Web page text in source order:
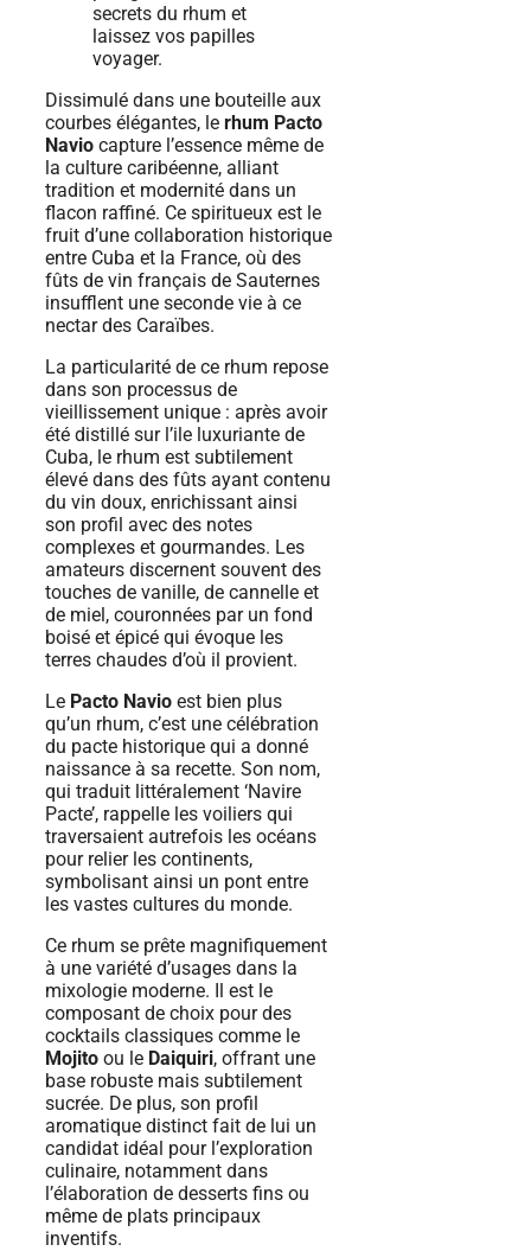
Dissimulé dans une bouteille aux
courbes élégantes, le rhum Pacto
Navio capture l’essence même de
la culture caribéenne, alliant
tradition et modernité dans un
flacon raffiné. Ce spiritueux est le
fruit d’une collaboration historique
entre Cuba et la France, où des
fûts de vin français de Sauternes
insufflent une seconde vie à ce
nectar des Caraïbes.
La particularité de ce rhum repose
dans son processus de
vieillissement unique : après avoir
été distillé sur l’ile luxuriante de
Cuba, le rhum est subtilement
élevé dans des fûts ayant contenu
du vin doux, enrichissant ainsi
son profil avec des notes
complexes et gourmandes. Les
amateurs discernent souvent des
touches de vanille, de cannelle et
de miel, couronnées par un fond
boisé et épicé qui évoque les
terres chaudes d’où il provient.
Le Pacto Navio est bien plus
qu’un rhum, c’est une célébration
du pacte historique qui a donné
naissance à sa recette. Son nom,
qui traduit littéralement ‘Navire
Pacte’, rappelle les voiliers qui
traversaient autrefois les océans
pour relier les continents,
symbolisant ainsi un pont entre
les vastes cultures du monde.
Ce rhum se prête magnifiquement
à une variété d’usages dans la
mixologie moderne. Il est le
composant de choix pour des
cocktails classiques comme le
Mojito ou le Daiquiri, offrant une
base robuste mais subtilement
sucrée. De plus, son profil
aromatique distinct fait de lui un
candidat idéal pour l’exploration
culinaire, notamment dans
l’élaboration de desserts fins ou
même de plats principaux
inventifs.